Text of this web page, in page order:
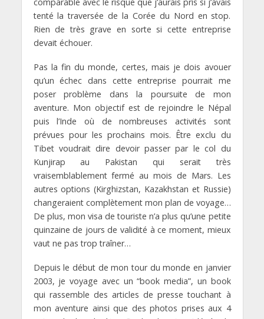
tenté la traversée de la Corée du Nord en stop.
Rien de très grave en sorte si cette entreprise
devait échouer.
Pas la fin du monde, certes, mais je dois avouer
qu’un échec dans cette entreprise pourrait me
poser problème dans la poursuite de mon
aventure. Mon objectif est de rejoindre le Népal
puis l’Inde où de nombreuses activités sont
prévues pour les prochains mois. Être exclu du
Tibet voudrait dire devoir passer par le col du
Kunjirap au Pakistan qui serait très
vraisemblablement fermé au mois de Mars. Les
autres options (Kirghizstan, Kazakhstan et Russie)
changeraient complètement mon plan de voyage…
De plus, mon visa de touriste n’a plus qu’une petite
quinzaine de jours de validité à ce moment, mieux
vaut ne pas trop traîner…
Depuis le début de mon tour du monde en janvier
2003, je voyage avec un “book media”, un book
qui rassemble des articles de presse touchant à
mon aventure ainsi que des photos prises aux 4